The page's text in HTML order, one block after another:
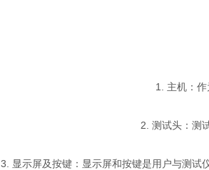
1. 主机：
2. 测试头：测
3. 显示屏及按键：显示屏和按键是用户与测试